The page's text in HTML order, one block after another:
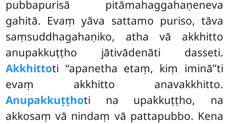
pubbapurisā pitāmahaggahaṇeneva
gahitā. Evaṃ yāva sattamo puriso, tāva
saṃsuddhagahaṇiko, atha vā akkhitto
anupakkuṭṭho jātivādenāti dasseti.
Akkhittoti ‘‘apanetha etaṃ, kiṃ iminā’’ti
evaṃ akkhitto anavakkhitto.
Anupakkuṭṭhoti na upakkuṭṭho, na
akkosaṃ vā nindaṃ vā pattapubbo. Kena